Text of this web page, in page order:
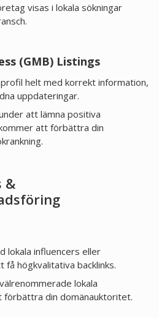
visas i lokala sökningar
(GMB) Listings
helt med korrekt information,
uppdateringar.
att lämna positiva
att förbättra din
&
lokala influencers eller
få högkvalitativa backlinks.
lokala
din domänauktoritet.